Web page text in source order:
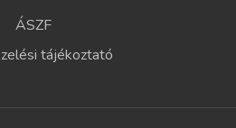
ÁSZF
tájékoztató